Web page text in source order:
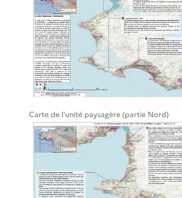
Carte de l'unité paysagère (partie Nord)